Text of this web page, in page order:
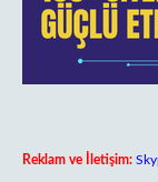
Reklam ve İletişim: